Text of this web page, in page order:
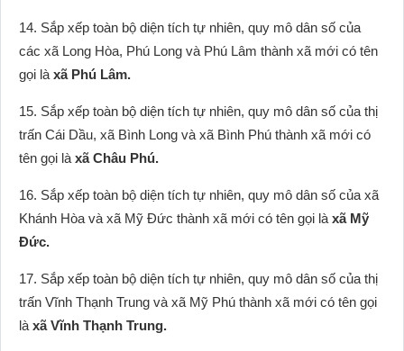
14. Sắp xếp toàn bộ diện tích tự nhiên, quy mô dân số của
các xã Long Hòa, Phú Long và Phú Lâm thành xã mới có tên
gọi là xã Phú Lâm.
15. Sắp xếp toàn bộ diện tích tự nhiên, quy mô dân số của thị
trấn Cái Dầu, xã Bình Long và xã Bình Phú thành xã mới có
tên gọi là xã Châu Phú.
16. Sắp xếp toàn bộ diện tích tự nhiên, quy mô dân số của xã
Khánh Hòa và xã Mỹ Đức thành xã mới có tên gọi là xã Mỹ
Đức.
17. Sắp xếp toàn bộ diện tích tự nhiên, quy mô dân số của thị
trấn Vĩnh Thạnh Trung và xã Mỹ Phú thành xã mới có tên gọi
là xã Vĩnh Thạnh Trung.